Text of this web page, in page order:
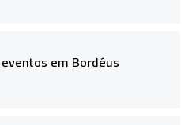
em Bordéus